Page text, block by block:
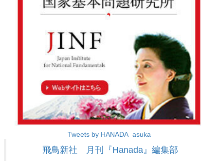
Tweets by HANADA_asuka
飛鳥新社 月刊『Hanada』編集部